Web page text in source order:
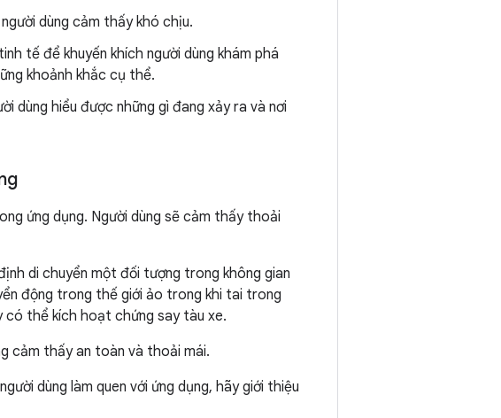
dùng cảm thấy khó chịu.
tế để khuyến khích người dùng khám phá
khoảnh khắc cụ thể.
dùng hiểu được những gì đang xảy ra và nơi
ứng dụng. Người dùng sẽ cảm thấy thoải
di chuyển một đối tượng trong không gian
động trong thế giới ảo trong khi tai trong
có thể kích hoạt chứng say tàu xe.
cảm thấy an toàn và thoải mái.
dùng làm quen với ứng dụng, hãy giới thiệu